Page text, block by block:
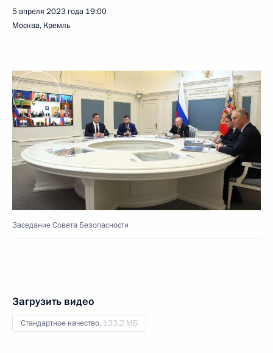
5 апреля 2023 года 19:00
Москва, Кремль
Заседание Совета Безопасности
Загрузить видео
Стандартное качество, 133.2 МБ